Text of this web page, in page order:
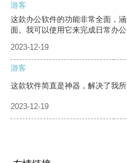
游客
这款办公软件的功能非常全面，
面。我可以使用它来完成日常办
2023-12-19
游客
这款软件简直是神器，解决了我所
2023-12-19